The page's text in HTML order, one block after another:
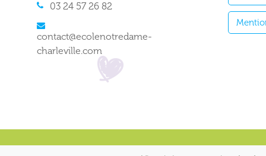
03 24 57 26 82
contact@ecolenotredame-
charleville.com